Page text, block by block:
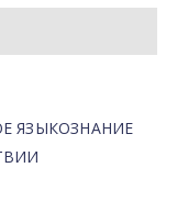
ЯЗЫКОЗНАНИЕ